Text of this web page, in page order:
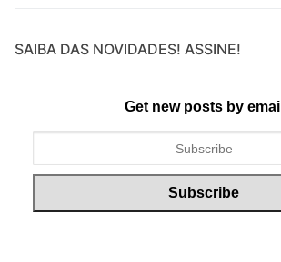
SAIBA DAS NOVIDADES! ASSINE!
Get new posts by email